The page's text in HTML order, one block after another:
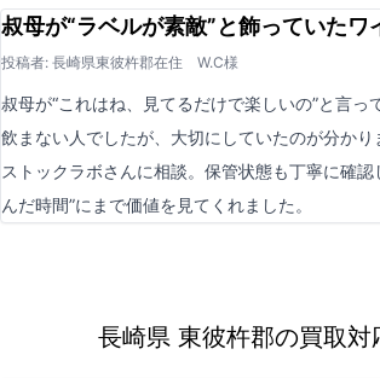
叔母が“ラベルが素敵”と飾っていたワ
投稿者: 長崎県東彼杵郡在住 W.C様
叔母が“これはね、見てるだけで楽しいの”と言っ
飲まない人でしたが、大切にしていたのが分かり
ストックラボさんに相談。保管状態も丁寧に確認
んだ時間”にまで価値を見てくれました。
長崎県 東彼杵郡の買取対